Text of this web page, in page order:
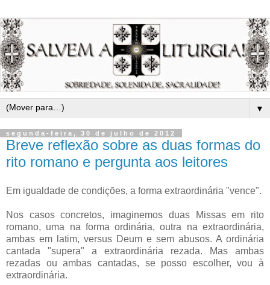
▼
segunda-feira, 30 de julho de 2012
Breve reflexão sobre as duas formas do
rito romano e pergunta aos leitores
Em igualdade de condições, a forma extraordinária "vence".
Nos casos concretos, imaginemos duas Missas em rito
romano, uma na forma ordinária, outra na extraordinária,
ambas em latim, versus Deum e sem abusos. A ordinária
cantada "supera" a extraordinária rezada. Mas ambas
rezadas ou ambas cantadas, se posso escolher, vou à
extraordinária.